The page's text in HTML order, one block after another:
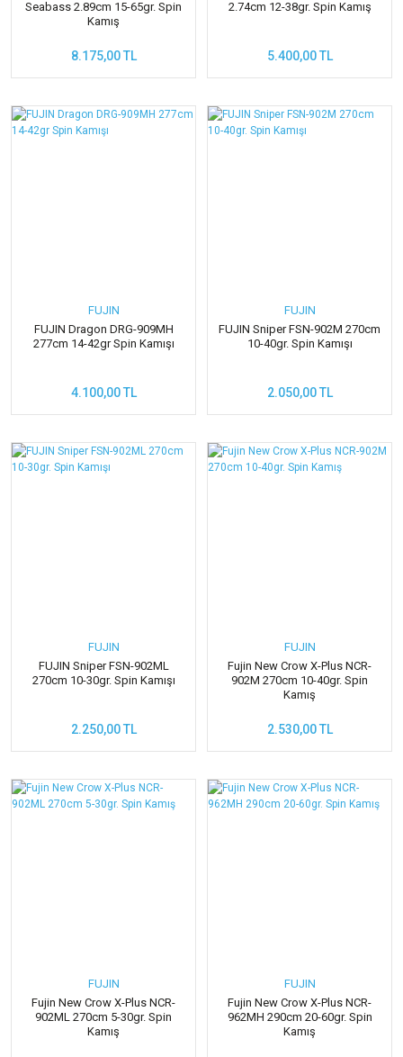
Seabass 2.89cm 15-65gr. Spin
Kamış
8.175,00 TL
2.74cm 12-38gr. Spin Kamış
5.400,00 TL
FUJIN
FUJIN Dragon DRG-909MH
277cm 14-42gr Spin Kamışı
4.100,00 TL
FUJIN
FUJIN Sniper FSN-902M 270cm
10-40gr. Spin Kamışı
2.050,00 TL
FUJIN
FUJIN Sniper FSN-902ML
270cm 10-30gr. Spin Kamışı
2.250,00 TL
FUJIN
Fujin New Crow X-Plus NCR-
902M 270cm 10-40gr. Spin
Kamış
2.530,00 TL
FUJIN
Fujin New Crow X-Plus NCR-
902ML 270cm 5-30gr. Spin
Kamış
FUJIN
Fujin New Crow X-Plus NCR-
962MH 290cm 20-60gr. Spin
Kamış